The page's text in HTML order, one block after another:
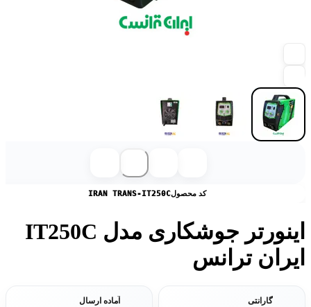
کد محصولIRAN TRANS-IT250C
اینورتر جوشکاری مدل IT250C
ایران ترانس
گارانتی آماده ارسال